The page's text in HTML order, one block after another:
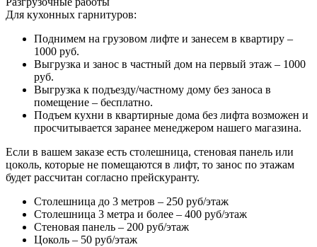
Для кухонных гарнитуров:
Поднимем на грузовом лифте и занесем в квартиру –
1000 руб.
Выгрузка и занос в частный дом на первый этаж – 1000
руб.
Выгрузка к подъезду/частному дому без заноса в
помещение – бесплатно.
Подъем кухни в квартирные дома без лифта возможен и
просчитывается заранее менеджером нашего магазина.
Если в вашем заказе есть столешница, стеновая панель или
цоколь, которые не помещаются в лифт, то занос по этажам
будет рассчитан согласно прейскуранту.
Столешница до 3 метров – 250 руб/этаж
Столешница 3 метра и более – 400 руб/этаж
Стеновая панель – 200 руб/этаж
Цоколь – 50 руб/этаж